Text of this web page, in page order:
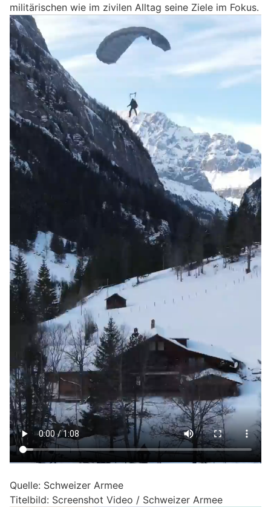
militärischen wie im zivilen Alltag seine Ziele im Fokus.
Quelle: Schweizer Armee
Titelbild: Screenshot Video / Schweizer Armee